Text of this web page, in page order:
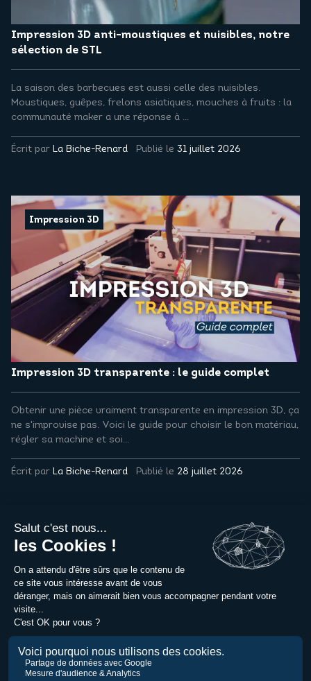
Impression 3D anti-moustiques et nuisibles, notre
sélection de STL
La saison des barbecues est aussi celle des nuisibles.
Moustiques, guêpes, frelons asiatiques, mouches à fruits : la
communauté maker a une réponse à ...
Écrit par La Biche-Renard Publié le 31 juillet 2026
Impression 3D
Impression 3D transparente : le guide complet
Obtenir une pièce vraiment transparente en impression 3D, ça
ne s'improvise pas. Voici le guide pour choisir le bon matériau,
régler sa machine et soi...
Écrit par La Biche-Renard Publié le 28 juillet 2026
Métiers